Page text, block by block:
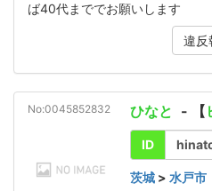
ば40代まででお願いします
違反
No:0045852832 ひなと - 【
ID
茨城 > 水戸市